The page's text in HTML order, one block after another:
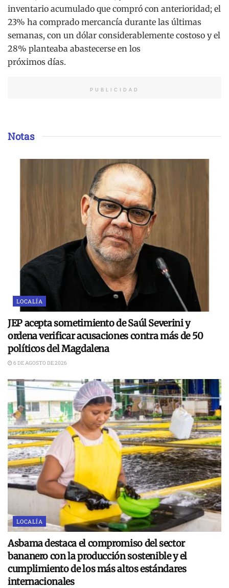
inventario acumulado que compró con anterioridad; el
23% ha comprado mercancía durante las últimas
semanas, con un dólar considerablemente costoso y el
28% planteaba abastecerse en los
próximos días.
PUBLICIDAD
Notas
LOCALÍA
JEP acepta sometimiento de Saúl Severini y
ordena verificar acusaciones contra más de 50
políticos del Magdalena
6 DE AGOSTO DE 2026
LOCALÍA
Asbama destaca el compromiso del sector
bananero con la producción sostenible y el
cumplimiento de los más altos estándares
internacionales